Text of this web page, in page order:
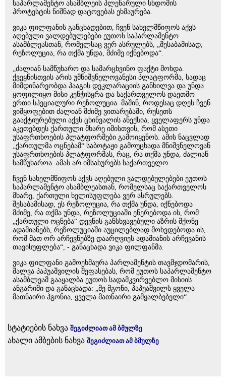
საპარლამენტო ასამბლეის პლენარული სხდომის
პროტესტის ნიშნად დატოვებას ეხმაურება.
ვიკა ფილფანის განცხადებით, ჩვენ სახელმწიფოს აქვს
აღებული ვალდებულებები ეუთოს საპარლამენტო
ასამბლეასთან, რომელსაც ვერ ასრულებს, „შესაბამისად,
რეზოლუცია, რა თქმა უნდა, მძიმე იქნებოდა“.
„ძალიან სამწუხარო და სამარცხვინო ფაქტი მოხდა.
ქვეყნისთვის არის უმნიშვნელოვანესი პლატფორმა, სადაც
მიმდინარეობდა ჰააგის დეკლარაციის განხილვა და უნდა
ყოფილიყო მისი კენჭისყრა და საქართველოს დაეთმო
ერთი სპეციალური რეზოლუცია. მაშინ, როდესაც დღეს ჩვენ
ვიმყოფებით ძალიან მძიმე ვითარებაში, რუსეთს
გააქტიურებული აქვს ცხინვალის ანექსია, ყველაფერს უნდა
აკეთებდეს ქართული მხარე იმისთვის, რომ ასეთი
უსაფრთხოების პლატფორმები გამოიყენოს. ამის ნაცვლად
„ქართულმა ოცნებამ“ საბოტაჟი გამოუცხადა მნიშვნელოვან
უსაფრთხოების პლატფორმას, რაც, რა თქმა უნდა, ძალიან
სამწუხაროა. ამას არ იმსახურებს საქართველო.
ჩვენ სახელმწიფოს აქვს აღებული ვალდებულებები ეუთოს
საპარლამენტო ასამბლეასთან, რომელსაც საქართველოს
მხარე, ქართული ხელისუფლება ვერ ასრულებს.
შესაბამისად, ეს რეზოლუცია, რა თქმა უნდა, იქნებოდა
მძიმე, რა თქმა უნდა, რეზოლუციაში ეწერებოდა ის, რომ
„ქართული ოცნება“ დევნის განსხვავებული აზრის მქონე
ადამიანებს, რეზოლუციაში აუცილებლად მოხვდებოდა ის,
რომ მათ ორ არჩევნებზე დაარღვიეს ადამიანის არჩევანის
თავისუფლება“, - განაცხადა ვიკა ფილფანმა.
ვიკა ფილფანი გამოეხმაურა პარლამენტის თავმჯდომარის,
შალვა პაპუაშვილის შეფასებას, რომ ეუთოს საპარლამენტო
ასამბლეამ გააყალბა ეუთოს სადამკვირვებლო მისიის
ანგარიში და განაცხადა: „მე მგონი, პაპუაშვილს ყველა
მათნაირი ჰგონია, ყველა მათნაირი გამყალბებელი“.
სტატიების ნახვა შეგიძლიათ ამ ბმულზე
ახალი ამბების ნახვა შეგიძლიათ ამ ბმულზე